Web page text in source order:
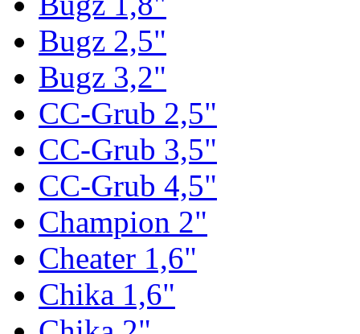
Bugz 2,5"
Bugz 3,2"
CC-Grub 2,5"
CC-Grub 3,5"
CC-Grub 4,5"
Champion 2"
Cheater 1,6"
Chika 1,6"